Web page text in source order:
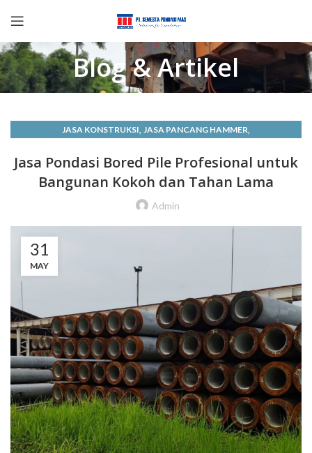
Blog & Artikel
JASA KONSTRUKSI, JASA PANCANG HAMMER,
LAYANAN KONSTRUKSI
Jasa Pondasi Bored Pile Profesional untuk
Bangunan Kokoh dan Tahan Lama
Admin
31
MAY